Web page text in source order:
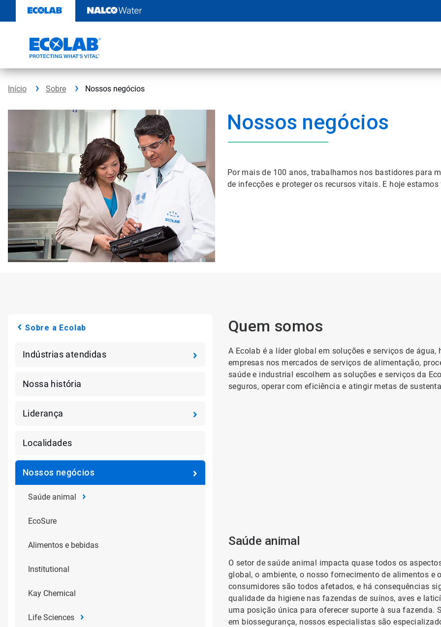
o
Início Sobre Nossos negócios
Nossos negócios
Por mais de 100 anos, trabalhamos nos bastidores para
de infecções e proteger os recursos vitais. E hoje
Sobre a Ecolab
Indústrias atendidas
Nossa história
Liderança
Localidades
Nossos negócios
Saúde animal
EcoSure
Alimentos e bebidas
Institutional
Kay Chemical
Life Sciences
Quem somos
A Ecolab é a líder global em soluções e serviços de
empresas nos mercados de serviços de alimentação,
saúde e industrial escolhem as soluções e serviços da
seguros, operar com eficiência e atingir metas de
Saúde animal
O setor de saúde animal impacta quase todos os
global, o ambiente, o nosso fornecimento de alimentos e
consumidores são todos afetados, e há consequências
qualidade da higiene nas fazendas de suínos, aves e
uma posição única para oferecer suporte à sua fazenda.
em biossegurança, nossos especialistas são